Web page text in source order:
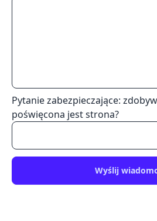
Pytanie zabezpieczające:
poświęcona jest strona?